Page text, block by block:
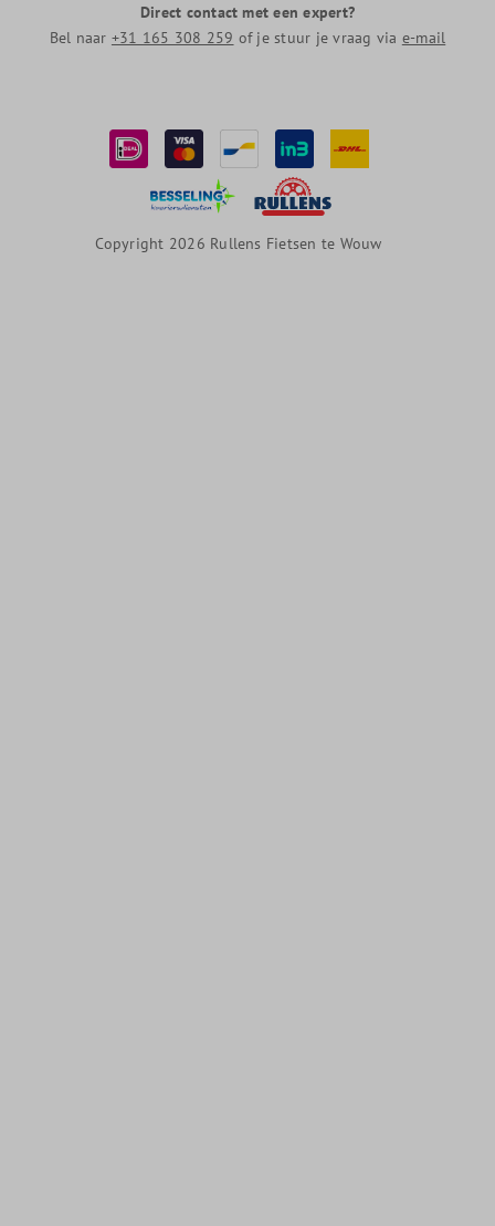
Direct contact met een expert?
Bel naar +31 165 308 259 of je stuur je vraag via e-mail
Copyright 2026 Rullens Fietsen te Wouw